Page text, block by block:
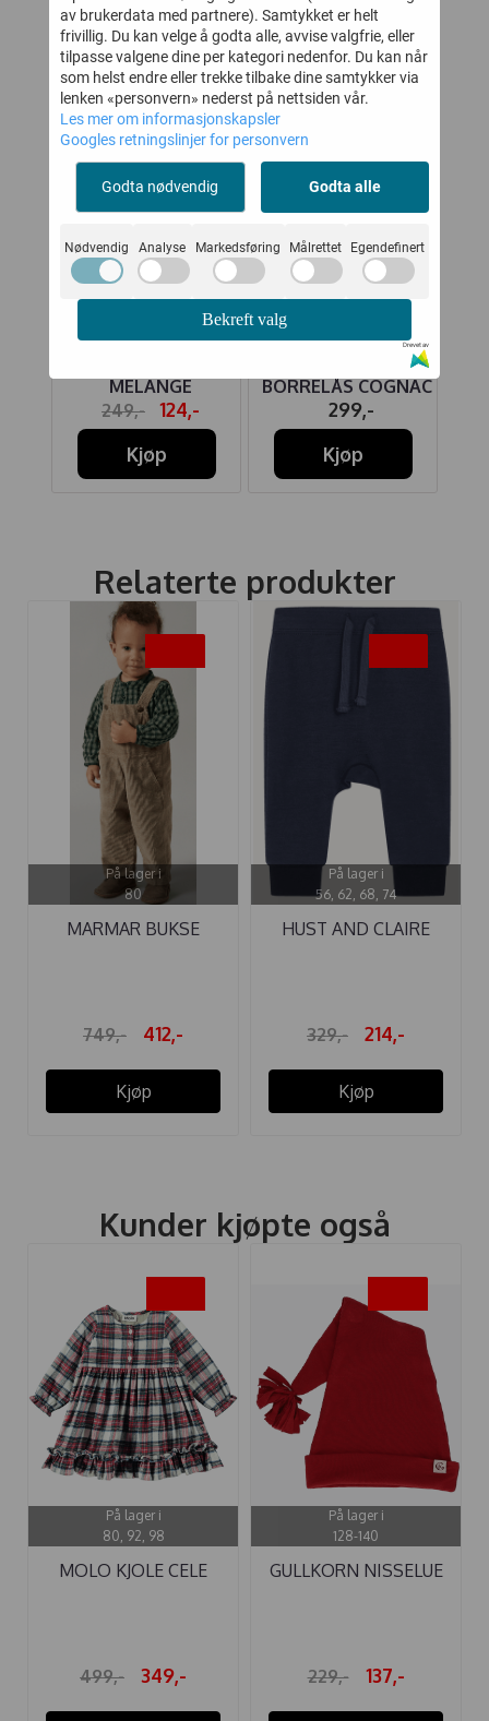
50%
MELANGE
249,-
124,-
Kjøp
BORRELÅS COGNAC
299,-
Kjøp
Relaterte produkter
På lager i
80
MARMAR BUKSE
749,- 412,-
Kjøp
På lager i
56, 62, 68, 74
HUST AND CLAIRE
329,- 214,-
Kjøp
Kunder kjøpte også
På lager i
80, 92, 98
MOLO KJOLE CELE
499,- 349,-
På lager i
128-140
GULLKORN NISSELUE
229,- 137,-
av brukerdata med partnere). Samtykket er helt
frivillig. Du kan velge å godta alle, avvise valgfrie, eller
tilpasse valgene dine per kategori nedenfor. Du kan når
som helst endre eller trekke tilbake dine samtykker via
lenken «personvern» nederst på nettsiden vår.
Les mer om informasjonskapsler
Googles retningslinjer for personvern
Godta nødvendig Godta alle
Nødvendig Analyse Markedsføring Målrettet Egendefinert
Bekreft valg
Drevet av